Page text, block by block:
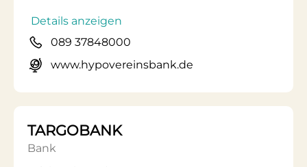
Details anzeigen
089 37848000
www.hypovereinsbank.de
TARGOBANK
Bank